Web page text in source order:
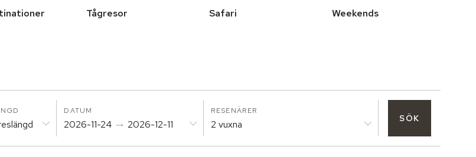
Tågresor Safari Weekends
DATUM
2026-11-24 2026-12-11
RESENÄRER
2 vuxna SÖK